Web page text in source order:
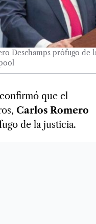
Deschamps prófugo de
confirmó que el
Carlos Romero
de la justicia.